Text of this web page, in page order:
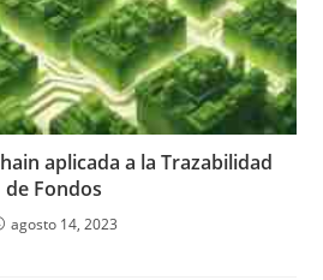
aplicada a la Trazabilidad
de Fondos
agosto 14, 2023